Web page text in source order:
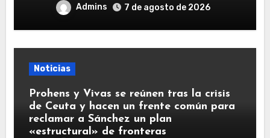
Admins 7 de agosto de 2026
Noticias
Prohens y Vivas se reúnen tras la crisis
de Ceuta y hacen un frente común para
reclamar a Sánchez un plan
«estructural» de fronteras